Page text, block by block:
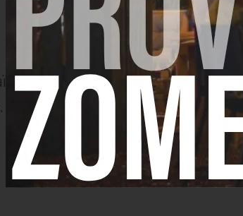
kidneybonen, zoete aardappel,